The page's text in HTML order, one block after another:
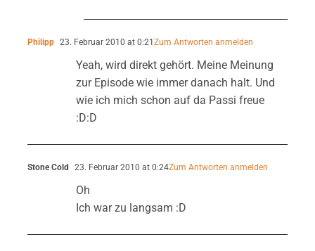
Philipp 23. Februar 2010 at 0:21Zum Antworten anmelden
Yeah, wird direkt gehört. Meine Meinung
zur Episode wie immer danach halt. Und
wie ich mich schon auf da Passi freue
:D:D
Stone Cold 23. Februar 2010 at 0:24Zum Antworten anmelden
Oh
Ich war zu langsam :D